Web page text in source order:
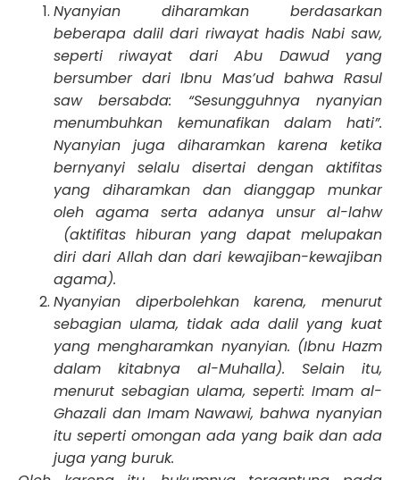
Nyanyian diharamkan berdasarkan
beberapa dalil dari riwayat hadis Nabi saw,
seperti riwayat dari Abu Dawud yang
bersumber dari Ibnu Mas’ud bahwa Rasul
saw bersabda: “Sesungguhnya nyanyian
menumbuhkan kemunafikan dalam hati”.
Nyanyian juga diharamkan karena ketika
bernyanyi selalu disertai dengan aktifitas
yang diharamkan dan dianggap munkar
oleh agama serta adanya unsur al-lahw
(aktifitas hiburan yang dapat melupakan
diri dari Allah dan dari kewajiban-kewajiban
agama).
Nyanyian diperbolehkan karena, menurut
sebagian ulama, tidak ada dalil yang kuat
yang mengharamkan nyanyian. (Ibnu Hazm
dalam kitabnya al-Muhalla). Selain itu,
menurut sebagian ulama, seperti: Imam al-
Ghazali dan Imam Nawawi, bahwa nyanyian
itu seperti omongan ada yang baik dan ada
juga yang buruk.